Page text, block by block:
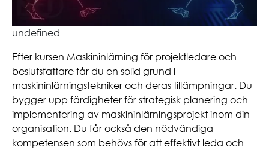
undefined
Efter kursen Maskininlärning för projektledare och
beslutsfattare får du en solid grund i
maskininlärningstekniker och deras tillämpningar. Du
bygger upp färdigheter för strategisk planering och
implementering av maskininlärningsprojekt inom din
organisation. Du får också den nödvändiga
kompetensen som behövs för att effektivt leda och